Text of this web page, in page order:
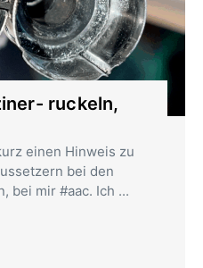
ruckeln,
einen Hinweis zu
bei den
bei mir #aac. Ich ...